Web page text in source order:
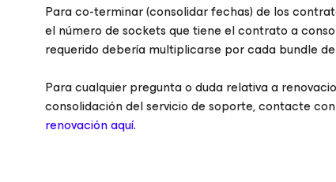
Para co-terminar (consolidar fechas) de los
el número de sockets que tiene el contrato a
requerido debería multiplicarse por cada bundle
Para cualquier pregunta o duda relativa a
consolidación del servicio de soporte, contacte
renovación aquí.